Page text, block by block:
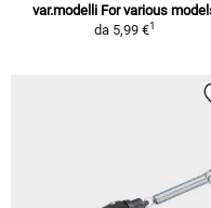
var.modelli For various
da 5,99 €1